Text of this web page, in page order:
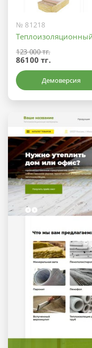
№ 81218
123 000 тг.
86100 тг.
Демоверсия